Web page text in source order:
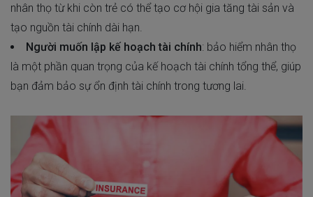
nhân thọ từ khi còn trẻ có thể tạo cơ hội gia tăng tài sản và
tạo nguồn tài chính dài hạn.
Người muốn lập kế hoạch tài chính: bảo hiểm nhân thọ
là một phần quan trọng của kế hoạch tài chính tổng thể, giúp
bạn đảm bảo sự ổn định tài chính trong tương lai.